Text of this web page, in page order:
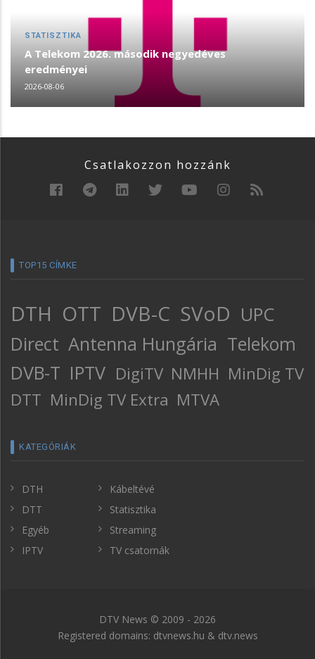
STATISZTIKA
A Telekom 2026. második negyedéves
eredményei
2026-08-06
Csatlakozzon hozzánk
TOP15 CÍMKE
DTH OTT DVB-C SVoD UPC
Direct Antenna Hungária Telekom
DVB-T IPTV DigiTV NMHH MinDig TV
DTT MinDig TV Extra MTVA
KATEGÓRIÁK
DTH
DTT
Egyéb
IPTV
Kábeltévé
Statisztika
Streaming
TV csatornák
DTV News © 2009 - 2026
Registered domains: dtvnews.hu & dtv.news